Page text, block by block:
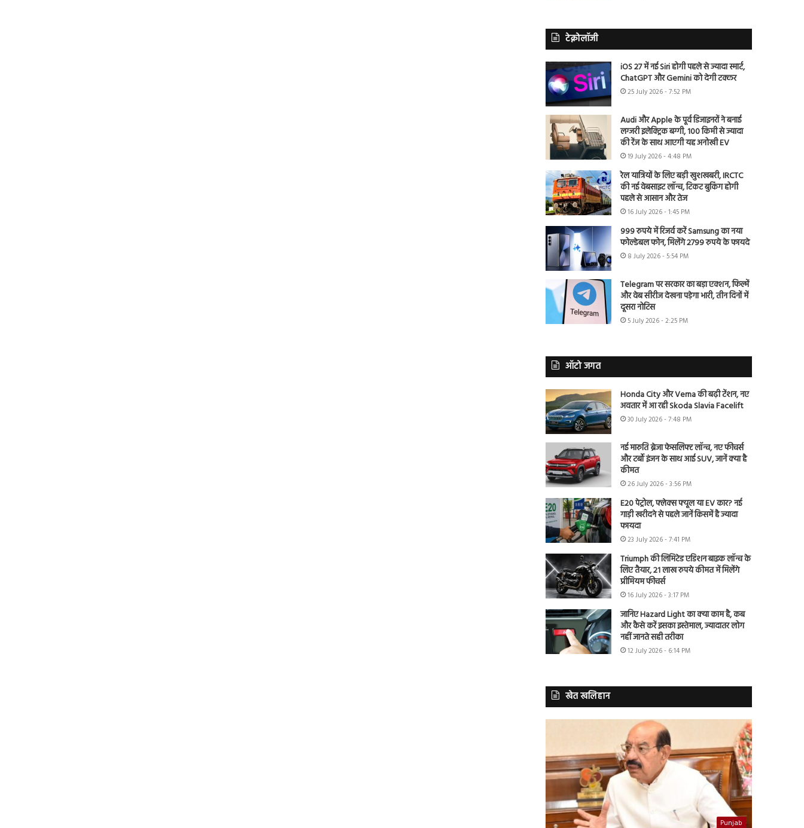
टेक्नोलॉजी
iOS 27 में नई Siri होगी पहले से ज्यादा स्मार्ट,
ChatGPT और Gemini को देगी टक्कर
25 July 2026 - 7:52 PM
Audi और Apple के पूर्व डिजाइनरों ने बनाई
लग्जरी इलेक्ट्रिक बग्गी, 100 किमी से ज्यादा
की रेंज के साथ आएगी यह अनोखी EV
19 July 2026 - 4:48 PM
रेल यात्रियों के लिए बड़ी खुशखबरी, IRCTC
की नई वेबसाइट लॉन्च, टिकट बुकिंग होगी
पहले से आसान और तेज
16 July 2026 - 1:45 PM
999 रुपये में रिजर्व करें Samsung का नया
फोल्डेबल फोन, मिलेंगे 2799 रुपये के फायदे
8 July 2026 - 5:54 PM
Telegram पर सरकार का बड़ा एक्शन, फिल्में
और वेब सीरीज देखना पड़ेगा भारी, तीन दिनों में
दूसरा नोटिस
5 July 2026 - 2:25 PM
ऑटो जगत
Honda City और Verna की बढ़ी टेंशन, नए
अवतार में आ रही Skoda Slavia Facelift
30 July 2026 - 7:48 PM
नई मारुति ब्रेजा फेसलिफ्ट लॉन्च, नए फीचर्स
और टर्बो इंजन के साथ आई SUV, जानें क्या है
कीमत
26 July 2026 - 3:56 PM
E20 पेट्रोल, फ्लेक्स फ्यूल या EV कार? नई
गाड़ी खरीदने से पहले जानें किसमें है ज्यादा
फायदा
23 July 2026 - 7:41 PM
Triumph की लिमिटेड एडिशन बाइक लॉन्च के
लिए तैयार, 21 लाख रुपये कीमत में मिलेंगे
प्रीमियम फीचर्स
16 July 2026 - 3:17 PM
जानिए Hazard Light का क्या काम है, कब
और कैसे करें इसका इस्तेमाल, ज्यादातर लोग
नहीं जानते सही तरीका
12 July 2026 - 6:14 PM
खेत खलिहान
Punjab